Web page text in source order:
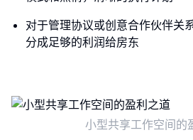
对于管理协议或创意合作伙伴关
分成足够的利润给房东
小型共享工作空间的